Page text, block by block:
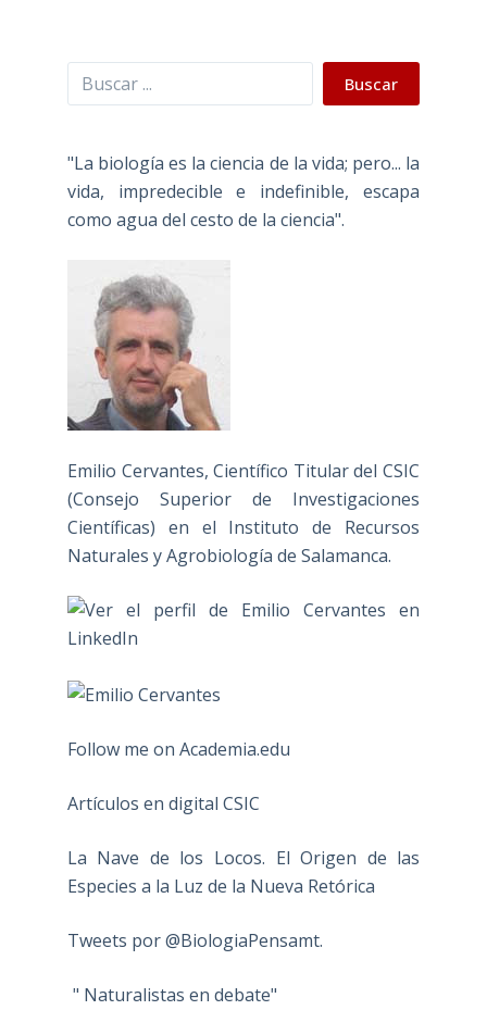
Buscar Buscar
"La biología es la ciencia de la vida; pero... la
vida, impredecible e indefinible, escapa
como agua del cesto de la ciencia".
Emilio Cervantes, Científico Titular del CSIC
(Consejo Superior de Investigaciones
Científicas) en el Instituto de Recursos
Naturales y Agrobiología de Salamanca.
Follow me on Academia.edu
Artículos en digital CSIC
La Nave de los Locos. El Origen de las
Especies a la Luz de la Nueva Retórica
Tweets por @BiologiaPensamt.
" Naturalistas en debate"